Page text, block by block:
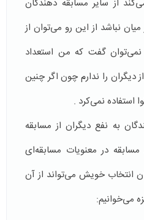
از سایر مسابقه دهندگان
نباشد از این رو می‌توان از
گفت که من استعداد
دیگران را ندارم چون اگر چنین
استفاده نمی‌کرد .
به نفع دیگران از مسابقه
در معنویات مسابقه‌ای
انتخاب خویش می‌تواند از آن
می‌خوانیم: